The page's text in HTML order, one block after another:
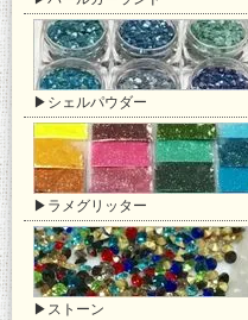
▶シェルパウダー
▶ラメグリッター
▶ストーン